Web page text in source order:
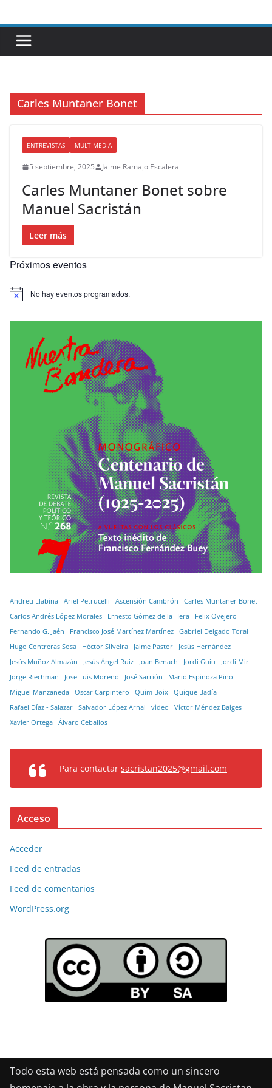
al
contenido
Carles Muntaner Bonet
ENTREVISTAS MULTIMEDIA
5 septiembre, 2025 Jaime Ramajo Escalera
Carles Muntaner Bonet sobre
Manuel Sacristán
Leer más
Próximos eventos
No hay eventos programados.
Andreu Llabina Ariel Petrucelli Ascensión Cambrón
Carles Muntaner Bonet
Carlos Andrés López Morales
Ernesto Gómez de la Hera
Felix Ovejero
Fernando G. Jaén
Francisco José Martínez Martínez
Gabriel Delgado Toral
Hugo Contreras Sosa
Héctor Silveira Jaime Pastor
Jesús Hernández
Jesús Muñoz Almazán
Jesús Ángel Ruiz Joan Benach Jordi Guiu
Jordi Mir
Jorge Riechman
Jose Luis Moreno José Sarrión
Mario Espinoza Pino
Miguel Manzaneda
Oscar Carpintero Quim Boix
Quique Badía
Rafael Díaz - Salazar
Salvador López Arnal vìdeo
Víctor Méndez Baiges
Xavier Ortega
Álvaro Ceballos
Para contactar sacristan2025@gmail.com
Acceso
Acceder
Feed de entradas
Feed de comentarios
WordPress.org
Todo esta web está pensada como un sincero